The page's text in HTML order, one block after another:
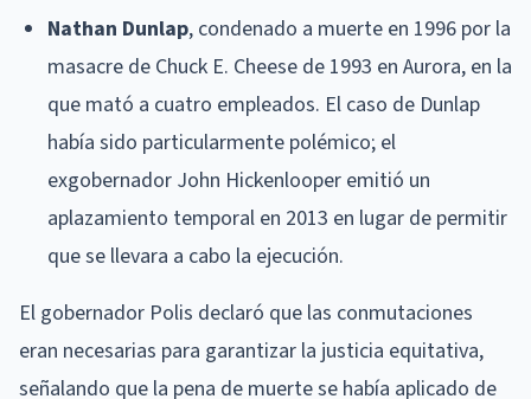
Nathan Dunlap, condenado a muerte en 1996 por la
masacre de Chuck E. Cheese de 1993 en Aurora, en la
que mató a cuatro empleados. El caso de Dunlap
había sido particularmente polémico; el
exgobernador John Hickenlooper emitió un
aplazamiento temporal en 2013 en lugar de permitir
que se llevara a cabo la ejecución.
El gobernador Polis declaró que las conmutaciones
eran necesarias para garantizar la justicia equitativa,
señalando que la pena de muerte se había aplicado de